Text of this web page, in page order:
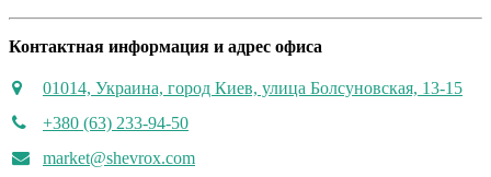
Контактная информация и адрес офиса
01014, Украина, город Киев, улица Болсуновская, 13-15
+380 (63) 233-94-50
market@shevrox.com